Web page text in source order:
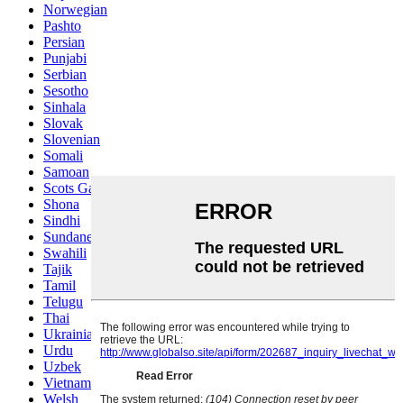
Norwegian
Pashto
Persian
Punjabi
Serbian
Sesotho
Sinhala
Slovak
Slovenian
Somali
Samoan
Scots Gaelic
Shona
Sindhi
Sundanese
Swahili
Tajik
Tamil
Telugu
Thai
Ukrainian
Urdu
Uzbek
Vietnamese
Welsh